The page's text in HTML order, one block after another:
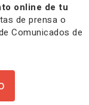
online de tu
de prensa o
Comunicados de